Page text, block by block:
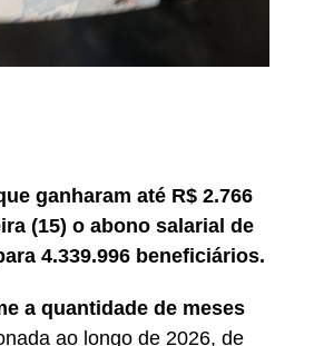
ganharam até R$ 2.766
(15) o abono salarial de
4.339.996 beneficiários.
a quantidade de meses
ao longo de 2026, de